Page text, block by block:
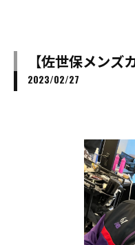
【佐世保メンズ
2023/02/27